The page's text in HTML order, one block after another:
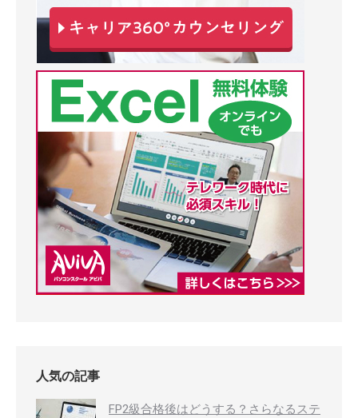
人気の記事
FP2級合格後はどうする？さらなるステ